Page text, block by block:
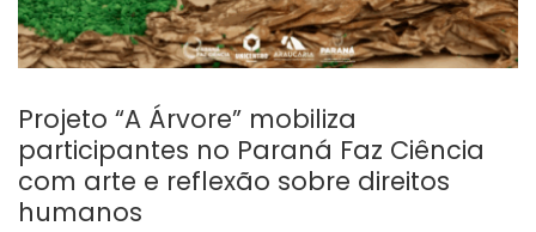
Projeto “A Árvore” mobiliza
participantes no Paraná Faz Ciência
com arte e reflexão sobre direitos
humanos